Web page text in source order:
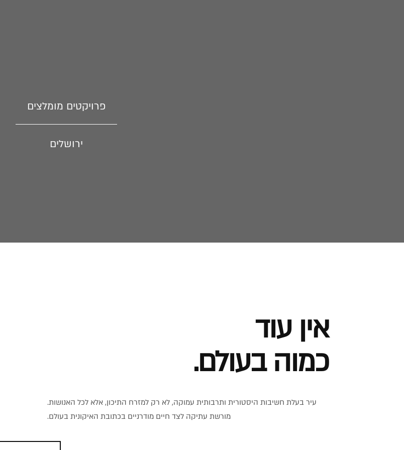
פרויקטים מומלצים
ירושלים
אין עוד
כמוה בעולם.
עיר בעלת חשיבות היסטורית ותרבותית עמוקה, לא רק למזרח התיכון, אלא לכל האנושות.
מורשת עתיקה לצד חיים מודרניים בכתובת האיקונית בעולם.